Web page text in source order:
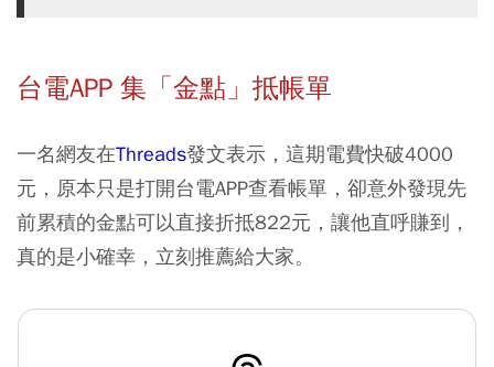
台電APP 集「金點」抵帳單
一名網友在Threads發文表示，這期電費快破4000
元，原本只是打開台電APP查看帳單，卻意外發現先
前累積的金點可以直接折抵822元，讓他直呼賺到，
真的是小確幸，立刻推薦給大家。